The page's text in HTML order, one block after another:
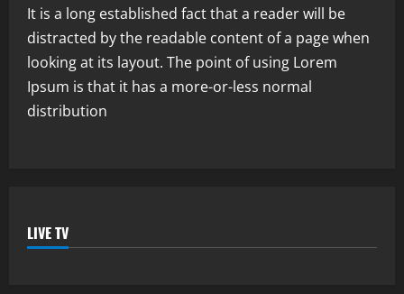
It is a long established fact that a reader will be
distracted by the readable content of a page when
looking at its layout. The point of using Lorem
Ipsum is that it has a more-or-less normal
distribution
LIVE TV